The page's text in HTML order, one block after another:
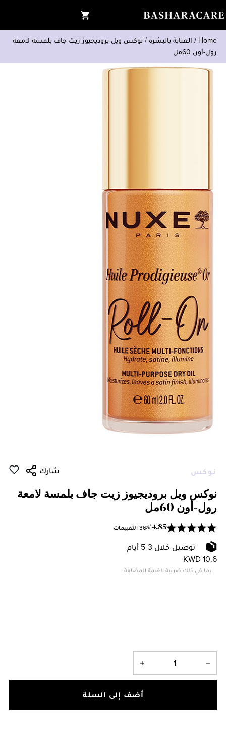
Home
/ العناية بالبشرة / نوكس ويل بروديجيوز زيت جاف بلمسة لامعة
رول-أون 60مل
نوكس شارك
نوكس ويل بروديجيوز زيت جاف بلمسة لامعة
رول-أون 60مل
4.85
/
536 التقييمات
توصيل خلال 3-5 أيام
KWD 10.6
بما في ذلك ضريبة القيمة المضافة
أضف إلى السلة